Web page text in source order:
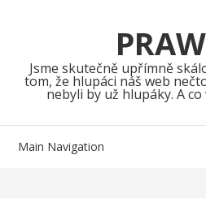
Jsme skutečně upřímně
tom, že hlupáci náš web
nebyli by už hlupáky. A co
Main Navigation